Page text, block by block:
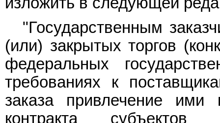
"Государственным
(или) закрытых торгов
федеральных
требованиях к
заказа привлечение ими
контракта субъектов